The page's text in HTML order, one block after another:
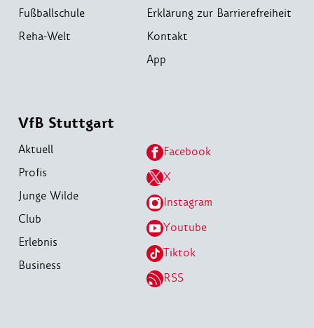
Fußballschule
Reha-Welt
Erklärung zur Barrierefreiheit
Kontakt
App
VfB Stuttgart
Aktuell
Profis
Junge Wilde
Club
Erlebnis
Business
Facebook
X
Instagram
Youtube
Tiktok
RSS